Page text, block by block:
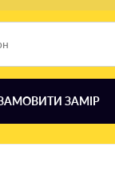
ЗАМІР